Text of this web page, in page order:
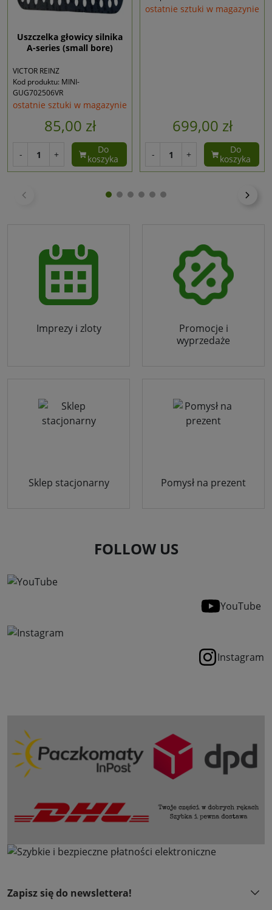
Uszczelka głowicy silnika
A-series (small bore)
VICTOR REINZ
Kod produktu: MINI-
GUG702506VR
ostatnie sztuki w magazynie
85,00 zł
- +
Do
koszyka
ostatnie sztuki w magazynie
699,00 zł
- +
Do
koszyka
Imprezy i zloty
Promocje i
wyprzedaże
Sklep stacjonarny Pomysł na prezent
FOLLOW US
YouTube
Instagram
Zapisz się do newslettera!